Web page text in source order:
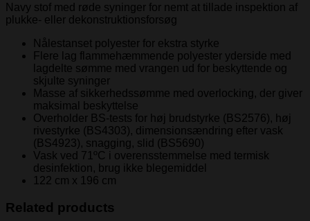
Navy stof med røde syninger for nemt at tillade inspektion af
plukke- eller dekonstruktionsforsøg
Nålestanset polyester for ekstra styrke
Flere lag flammehæmmende polyester yderside med
lagdelte sømme med vrangen ud for beskyttende og
skjulte syninger
Masse af sikkerhedssømme med overlocking, der giver
maksimal beskyttelse
Overholder BS-tests for høj brudstyrke (BS2576), høj
rivestyrke (BS4303), dimensionsændring efter vask
(BS4923), snagging, slid (BS5690)
Vask ved 71ºC i overensstemmelse med termisk
desinfektion, brug ikke blegemiddel
122 cm x 196 cm
Related products